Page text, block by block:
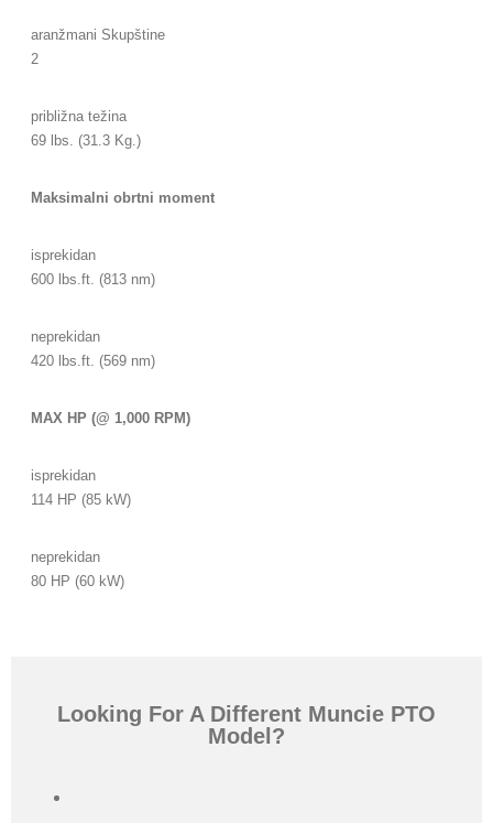
aranžmani Skupštine
2
približna težina
69 lbs. (31.3 Kg.)
Maksimalni obrtni moment
isprekidan
600 lbs.ft. (813 nm)
neprekidan
420 lbs.ft. (569 nm)
MAX HP (@ 1,000 RPM)
isprekidan
114 HP (85 kW)
neprekidan
80 HP (60 kW)
Looking For A Different Muncie PTO
Model?